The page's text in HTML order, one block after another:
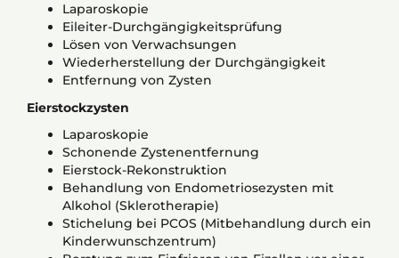
Laparoskopie
Eileiter-Durchgängigkeitsprüfung
Lösen von Verwachsungen
Wiederherstellung der Durchgängigkeit
Entfernung von Zysten
Eierstockzysten
Laparoskopie
Schonende Zystenentfernung
Eierstock-Rekonstruktion
Behandlung von Endometriosezysten mit
Alkohol (Sklerotherapie)
Stichelung bei PCOS (Mitbehandlung durch ein
Kinderwunschzentrum)